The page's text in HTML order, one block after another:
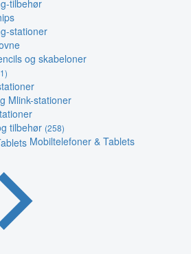
tilbehør
stationer
og skabeloner
Mlink-stationer
tilbehør (258)
Mobiltelefoner & Tablets